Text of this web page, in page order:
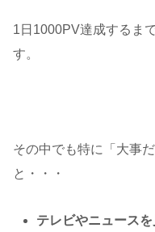
1日1000PV達成するま
す。
その中でも特に「大事
と・・・
テレビやニュース